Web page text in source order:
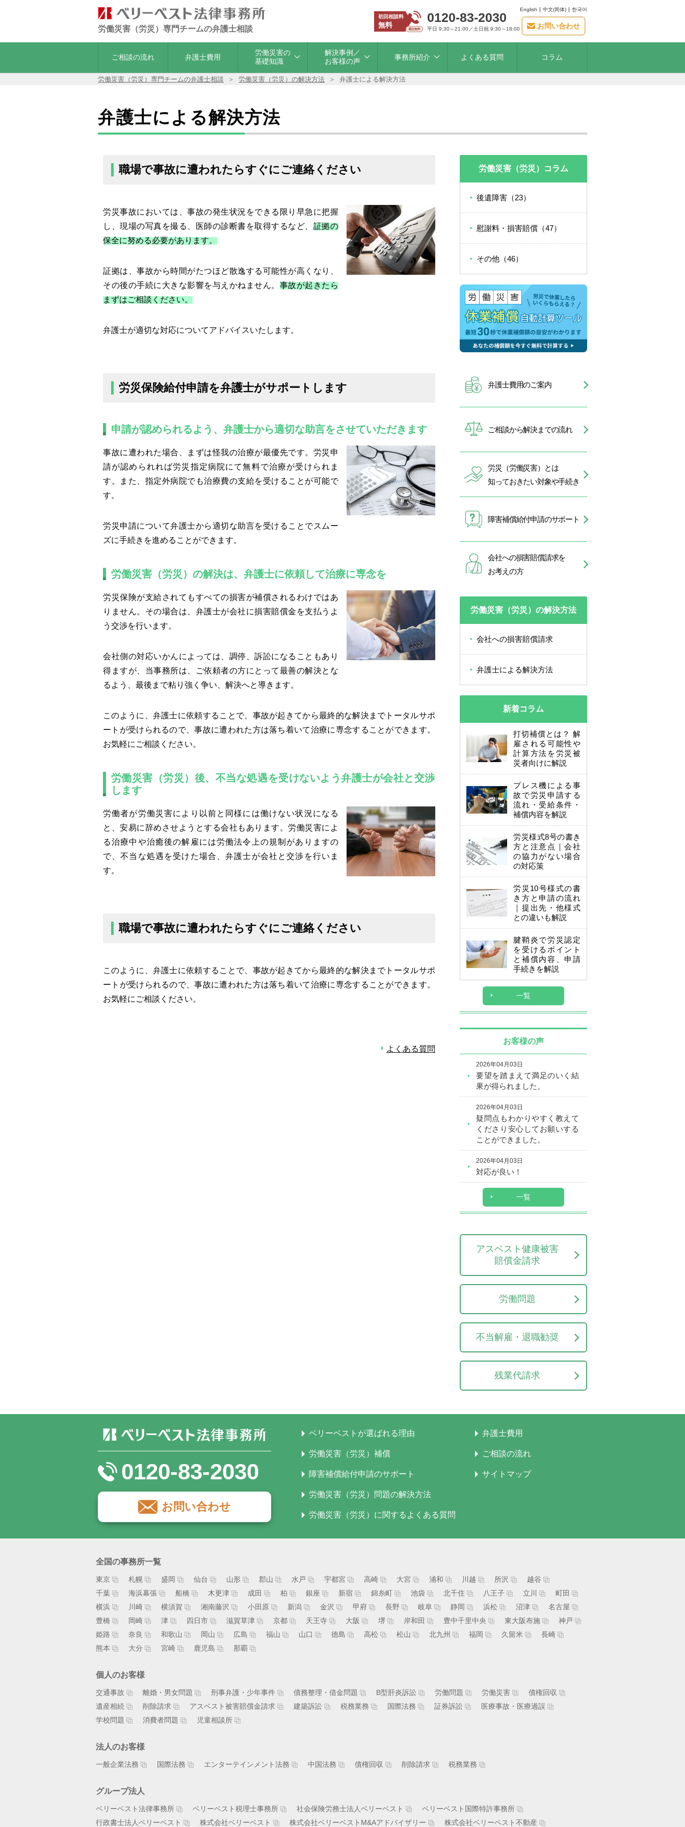
労働災害（労災）専門チームの弁護士相談
初回相談料
無料
0120-83-2030
平日 9:30～21:00／土日祝 9:30～18:00
English 中文(简体) 한국어
お問い合わせ
ご相談の流れ 弁護士費用
労働災害の
基礎知識
解決事例／
お客様の声
事務所紹介 よくある質問 コラム
労働災害（労災）専門チームの弁護士相談 労働災害（労災）の解決方法 弁護士による解決方法
弁護士による解決方法
職場で事故に遭われたらすぐにご連絡ください
労災事故においては、事故の発生状況をできる限り早急に把握
し、現場の写真を撮る、医師の診断書を取得するなど、 証拠の
保全に努める必要があります。
証拠は、事故から時間がたつほど散逸する可能性が高くなり、
その後の手続に大きな影響を与えかねません。 事故が起きたら
まずはご相談ください。
弁護士が適切な対応についてアドバイスいたします。
労災保険給付申請を弁護士がサポートします
申請が認められるよう、弁護士から適切な助言をさせていただきます
事故に遭われた場合、まずは怪我の治療が最優先です。労災申
請が認められれば労災指定病院にて無料で治療が受けられま
す。また、指定外病院でも治療費の支給を受けることが可能で
す。
労災申請について弁護士から適切な助言を受けることでスムー
ズに手続きを進めることができます。
労働災害（労災）の解決は、弁護士に依頼して治療に専念を
労災保険が支給されてもすべての損害が補償されるわけではあ
りません。その場合は、弁護士が会社に損害賠償金を支払うよ
う交渉を行います。
会社側の対応いかんによっては、調停、訴訟になることもあり
得ますが、当事務所は、ご依頼者の方にとって最善の解決とな
るよう、最後まで粘り強く争い、解決へと導きます。
このように、弁護士に依頼することで、事故が起きてから最終的な解決までトータルサポ
ートが受けられるので、事故に遭われた方は落ち着いて治療に専念することができます。
お気軽にご相談ください。
労働災害（労災）後、不当な処遇を受けないよう弁護士が会社と交渉
します
労働者が労働災害により以前と同様には働けない状況になる
と、安易に辞めさせようとする会社もあります。労働災害によ
る治療中や治癒後の解雇には労働法令上の規制がありますの
で、不当な処遇を受けた場合、弁護士が会社と交渉を行いま
す。
職場で事故に遭われたらすぐにご連絡ください
このように、弁護士に依頼することで、事故が起きてから最終的な解決までトータルサポ
ートが受けられるので、事故に遭われた方は落ち着いて治療に専念することができます。
お気軽にご相談ください。
よくある質問
労働災害（労災）コラム
後遺障害（23）
慰謝料・損害賠償（47）
その他（46）
弁護士費用のご案内
ご相談から解決までの流れ
労災（労働災害）とは
知っておきたい対象や手続き
障害補償給付申請のサポート
会社への損害賠償請求を
お考えの方
労働災害（労災）の解決方法
会社への損害賠償請求
弁護士による解決方法
新着コラム
打切補償とは？ 解
雇される可能性や
計算方法を労災被
災者向けに解説
プレス機による事
故で労災申請する
流れ・受給条件・
補償内容を解説
労災様式8号の書き
方と注意点｜会社
の協力がない場合
の対応策
労災10号様式の書
き方と申請の流れ
｜提出先・他様式
との違いも解説
腱鞘炎で労災認定
を受けるポイント
と補償内容、申請
手続きを解説
一覧
お客様の声
2026年04月03日
要望を踏まえて満足のいく結
果が得られました。
2026年04月03日
疑問点もわかりやすく教えて
くださり安心してお願いする
ことができました。
2026年04月03日
対応が良い！
一覧
アスベスト健康被害
賠償金請求
労働問題
不当解雇・退職勧奨
残業代請求
0120-83-2030
お問い合わせ
ベリーベストが選ばれる理由
労働災害（労災）補償
障害補償給付申請のサポート
労働災害（労災）問題の解決方法
労働災害（労災）に関するよくある質問
弁護士費用
ご相談の流れ
サイトマップ
全国の事務所一覧
東京 札幌 盛岡 仙台 山形 郡山 水戸 宇都宮 高崎 大宮 浦和 川越 所沢
越谷
千葉
海浜幕張 船橋 木更津 成田 柏 銀座 新宿 錦糸町 池袋 北千住 八王子 立川
町田
横浜
川崎 横須賀 湘南藤沢 小田原 新潟 金沢 甲府 長野 岐阜 静岡 浜松 沼津
名古屋
豊橋
岡崎 津 四日市 滋賀草津 京都 天王寺 大阪 堺 岸和田 豊中千里中央 東大阪布施
神戸
姫路
奈良 和歌山 岡山 広島 福山 山口 徳島 高松 松山 北九州 福岡 久留米
長崎
熊本
大分 宮崎 鹿児島 那覇
個人のお客様
交通事故 離婚・男女問題 刑事弁護・少年事件 債務整理・借金問題 B型肝炎訴訟 労働問題 労働災害
債権回収
遺産相続
削除請求 アスベスト被害賠償金請求 建築訴訟 税務業務 国際法務 証券訴訟
医療事故・医療過誤
学校問題
消費者問題 児童相談所
法人のお客様
一般企業法務 国際法務 エンターテインメント法務 中国法務 債権回収 削除請求 税務業務
グループ法人
ベリーベスト法律事務所 ベリーベスト税理士事務所 社会保険労務士法人ベリーベスト
ベリーベスト国際特許事務所
行政書士法人ベリーベスト
株式会社ベリーベスト 株式会社ベリーベストM&Aアドバイザリー 株式会社ベリーベスト不動産